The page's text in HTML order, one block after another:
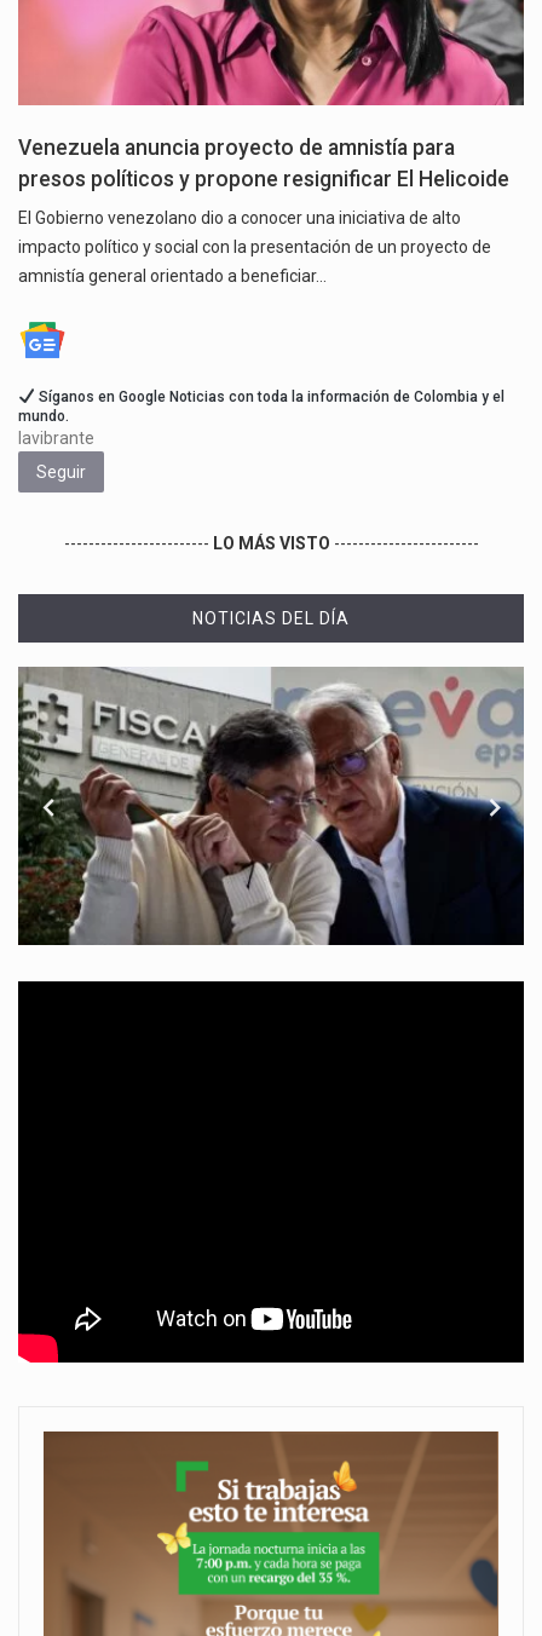
Venezuela anuncia proyecto de amnistía para
presos políticos y propone resignificar El Helicoide
El Gobierno venezolano dio a conocer una iniciativa de alto
impacto político y social con la presentación de un proyecto de
amnistía general orientado a beneficiar…
Síganos en Google Noticias con toda la información de Colombia y el
mundo.
lavibrante
Seguir
------------------------ LO MÁS VISTO ------------------------
NOTICIAS DEL DÍA